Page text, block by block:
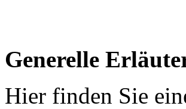
Generelle
Hier finden Sie